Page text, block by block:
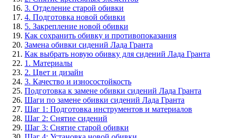
3. Отделение старой обивки
4. Подготовка новой обивки
5. Закрепление новой обивки
Как сохранить обивку и противопоказания
Замена обивки сидений Лада Гранта
Как выбрать новую обивку для сидений Лада Гранта
1. Материалы
2. Цвет и дизайн
3. Качество и износостойкость
Подготовка к замене обивки сидений Лада Гранта
Шаги по замене обивки сидений Лада Гранта
Шаг 1: Подготовка инструментов и материалов
Шаг 2: Снятие сидений
Шаг 3: Снятие старой обивки